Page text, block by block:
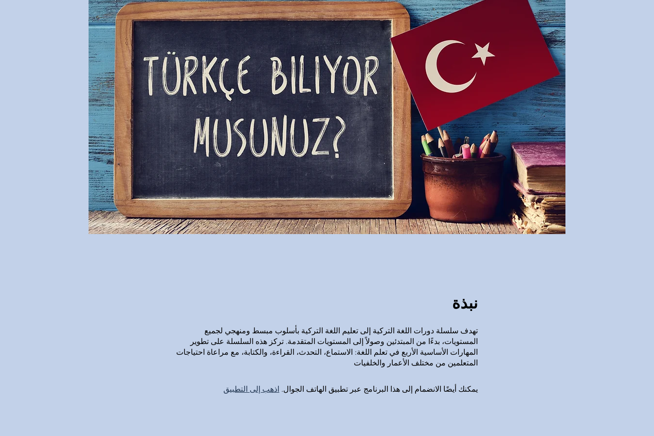
نبذة
تهدف سلسلة دورات اللغة التركية إلى تعليم اللغة التركية بأسلوب مبسط ومنهجي لجميع
المستويات، بدءًا من المبتدئين وصولاً إلى المستويات المتقدمة. تركز هذه السلسلة على تطوير
المهارات الأساسية الأربع في تعلم اللغة: الاستماع، التحدث، القراءة، والكتابة، مع مراعاة احتياجات
المتعلمين من مختلف الأعمار والخلفيات
يمكنك أيضًا الانضمام إلى هذا البرنامج عبر تطبيق الهاتف الجوال. اذهب إلى التطبيق